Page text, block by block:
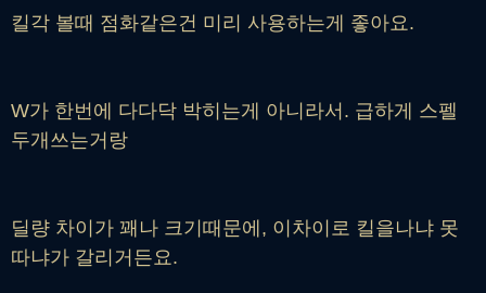
킬각 볼때 점화같은건 미리 사용하는게 좋아요.
W가 한번에 다다닥 박히는게 아니라서. 급하게 스펠
두개쓰는거랑
딜량 차이가 꽤나 크기때문에, 이차이로 킬을나냐 못
따냐가 갈리거든요.